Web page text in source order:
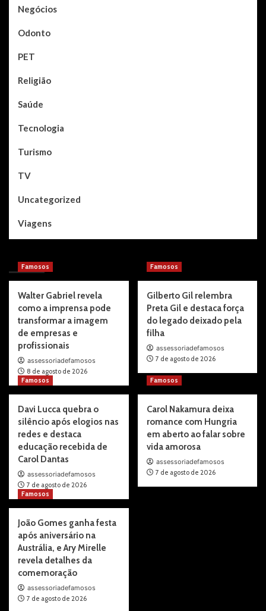
Negócios
Odonto
PET
Religião
Saúde
Tecnologia
Turismo
TV
Uncategorized
Viagens
You may have missed
Famosos
Walter Gabriel revela
como a imprensa pode
transformar a imagem
de empresas e
profissionais
assessoriadefamosos
8 de agosto de 2026
Famosos
Gilberto Gil relembra
Preta Gil e destaca força
do legado deixado pela
filha
assessoriadefamosos
7 de agosto de 2026
Famosos
Davi Lucca quebra o
silêncio após elogios nas
redes e destaca
educação recebida de
Carol Dantas
assessoriadefamosos
7 de agosto de 2026
Famosos
Carol Nakamura deixa
romance com Hungria
em aberto ao falar sobre
vida amorosa
assessoriadefamosos
7 de agosto de 2026
Famosos
João Gomes ganha festa
após aniversário na
Austrália, e Ary Mirelle
revela detalhes da
comemoração
assessoriadefamosos
7 de agosto de 2026